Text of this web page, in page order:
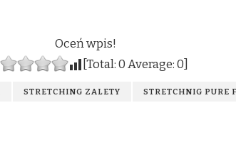
Oceń wpis!
[Total:0Average:0]
STRETCHING ZALETY STRETCHNIG PURE